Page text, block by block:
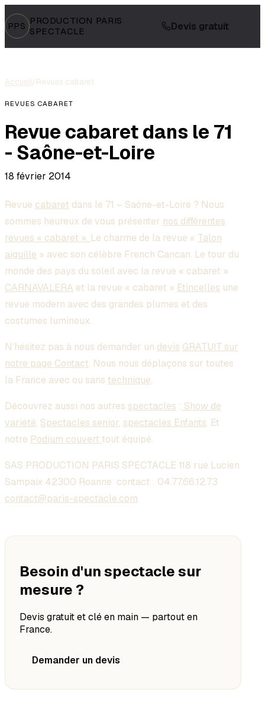
PPS PRODUCTION PARIS
SPECTACLE
Devis gratuit
Accueil/Revues cabaret
REVUES CABARET
Revue cabaret dans le 71
- Saône-et-Loire
18 février 2014
Revue cabaret dans le 71 – Saône-et-Loire ? Nous
sommes heureux de vous présenter nos différentes
revues « cabaret ». Le charme de la revue « Talon
aiguille » avec son célèbre French Cancan. Le tour du
monde des pays du soleil avec la revue « cabaret »
CARNAVALERA et la revue « cabaret » Etincelles une
revue modern avec des grandes plumes et des
costumes lumineux.
N’hésitez pas à nous demander un devis GRATUIT sur
notre page Contact. Nous nous déplaçons sur toutes
la France avec ou sans technique.
Découvrez aussi nos autres spectacles : Show de
variété, Spectacles senior, spectacles Enfants. Et
notre Podium couvert tout équipé.
SAS PRODUCTION PARIS SPECTACLE 118 rue Lucien
Sampaix 42300 Roanne contact : 04.77.66.12.73
contact@paris-spectacle.com
Besoin d'un spectacle sur
mesure ?
Devis gratuit et clé en main — partout en
France.
Demander un devis